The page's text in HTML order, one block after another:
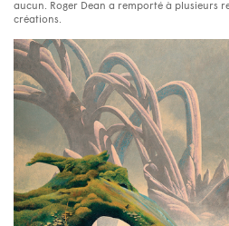
aucun. Roger Dean a remporté à plusieurs
créations.